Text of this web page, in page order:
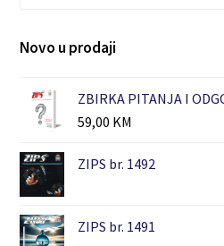
Novo u prodaji
ZBIRKA PITANJA I
59,00 KM
ZIPS br. 1492
ZIPS br. 1491